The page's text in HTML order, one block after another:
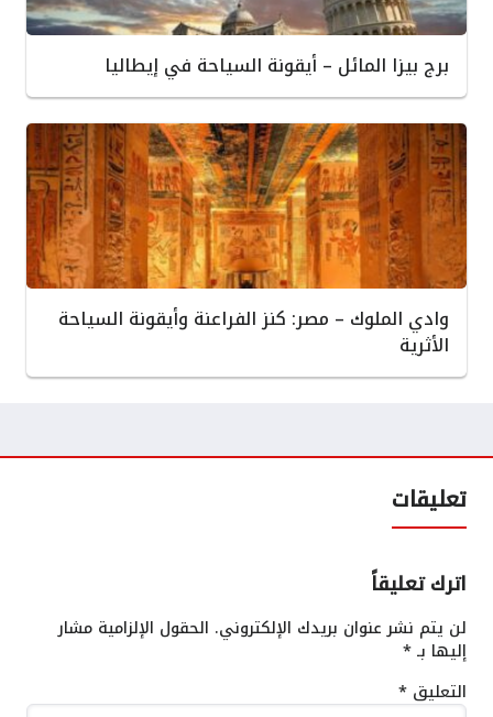
برج بيزا المائل – أيقونة السياحة في إيطاليا
وادي الملوك – مصر: كنز الفراعنة وأيقونة السياحة
الأثرية
تعليقات
اترك تعليقاً
لن يتم نشر عنوان بريدك الإلكتروني. الحقول الإلزامية مشار
إليها بـ*
التعليق *